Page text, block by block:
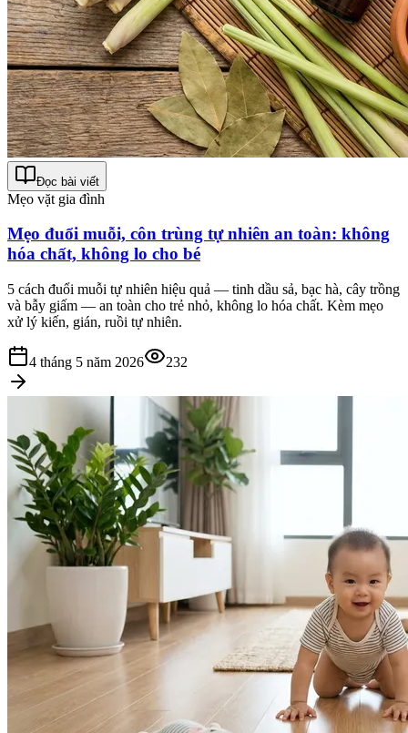
Đọc bài viết
Mẹo vặt gia đình
Mẹo đuổi muỗi, côn trùng tự nhiên an toàn: không
hóa chất, không lo cho bé
5 cách đuổi muỗi tự nhiên hiệu quả — tinh dầu sả, bạc hà, cây trồng
và bẫy giấm — an toàn cho trẻ nhỏ, không lo hóa chất. Kèm mẹo
xử lý kiến, gián, ruồi tự nhiên.
4 tháng 5 năm 2026 232